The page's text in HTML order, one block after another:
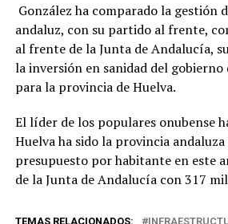
González ha comparado la gestión
andaluz, con su partido al frente,
al frente de la Junta de Andalucía,
la inversión en sanidad del
para la provincia de Huelva.
El líder de los populares onubense
Huelva ha sido la provincia andaluza
presupuesto por habitante en este
de la Junta de Andalucía con 317
TEMAS RELACIONADOS: